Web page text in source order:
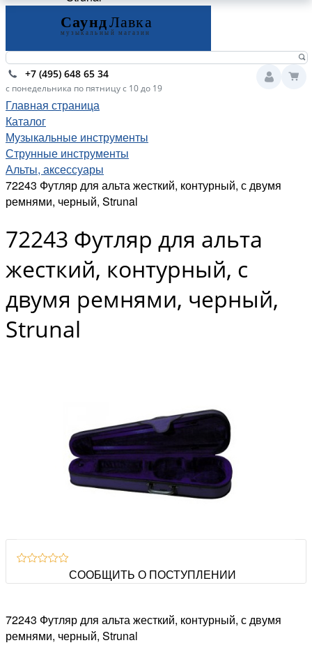
+7 (495) 648 65 34
с понедельника по пятницу с 10 до 19
Главная страница
Каталог
Музыкальные инструменты
Струнные инструменты
Альты, аксессуары
72243 Футляр для альта жесткий, контурный, с двумя
ремнями, черный, Strunal
72243 Футляр для альта
жесткий, контурный, с
двумя ремнями, черный,
Strunal
СООБЩИТЬ О ПОСТУПЛЕНИИ
72243 Футляр для альта жесткий, контурный, с двумя
ремнями, черный, Strunal